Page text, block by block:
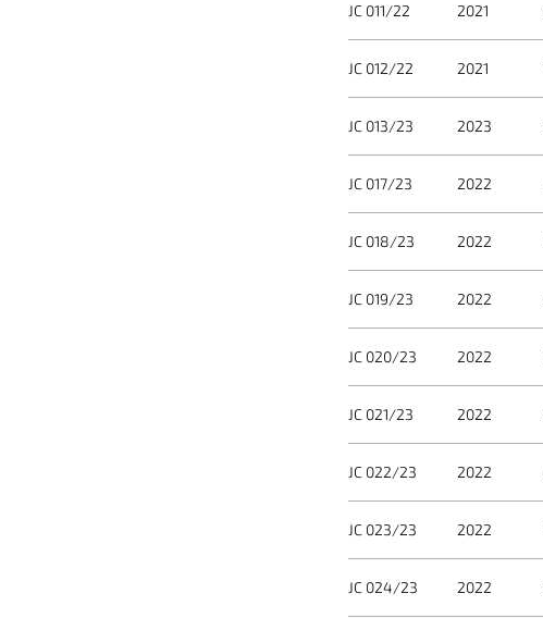
JC 011/22 2021
JC 012/22 2021
JC 013/23 2023
JC 017/23 2022
JC 018/23 2022
JC 019/23 2022
JC 020/23 2022
JC 021/23 2022
JC 022/23 2022
JC 023/23 2022
JC 024/23 2022